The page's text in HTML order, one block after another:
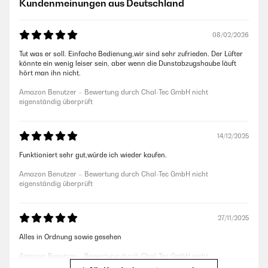
Kundenmeinungen aus Deutschland
08/02/2026
Tut was er soll. Einfache Bedienung,wir sind sehr zufrieden. Der Lüfter
könnte ein wenig leiser sein, aber wenn die Dunstabzugshaube läuft
hört man ihn nicht.
Amazon Benutzer – Bewertung durch Chal-Tec GmbH nicht
eigenständig überprüft
14/12/2025
Funktioniert sehr gut,würde ich wieder kaufen.
Amazon Benutzer – Bewertung durch Chal-Tec GmbH nicht
eigenständig überprüft
27/11/2025
Alles in Ordnung sowie gesehen
Amazon Benutzer – Bewertung durch Chal-Tec GmbH nicht
eigenständig überprüft